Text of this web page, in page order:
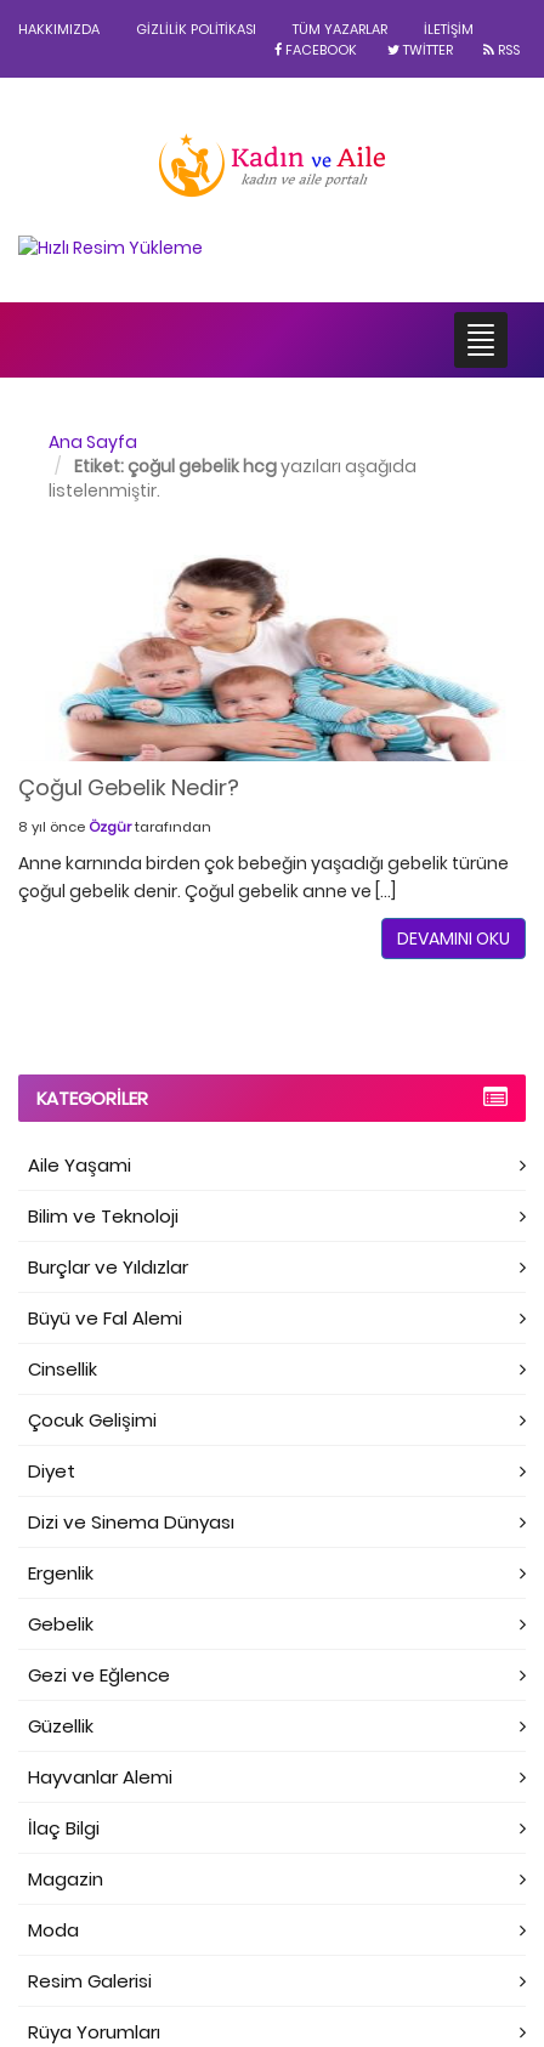
HAKKIMIZDA GIZLILIK POLITIKASI TÜM YAZARLAR
İLETIŞIM
FACEBOOK
TWITTER RSS
Ana Sayfa
Etiket:çoğul gebelik hcgyazıları aşağıda
listelenmiştir.
Çoğul Gebelik Nedir?
8 yıl önce Özgürtarafından
Anne karnında birden çok bebeğin yaşadığı gebelik türüne
çoğul gebelik denir. Çoğul gebelik anne ve […]
DEVAMINI OKU
KATEGORILER
Aile Yaşami
Bilim ve Teknoloji
Burçlar ve Yıldızlar
Büyü ve Fal Alemi
Cinsellik
Çocuk Gelişimi
Diyet
Dizi ve Sinema Dünyası
Ergenlik
Gebelik
Gezi ve Eğlence
Güzellik
Hayvanlar Alemi
İlaç Bilgi
Magazin
Moda
Resim Galerisi
Rüya Yorumları